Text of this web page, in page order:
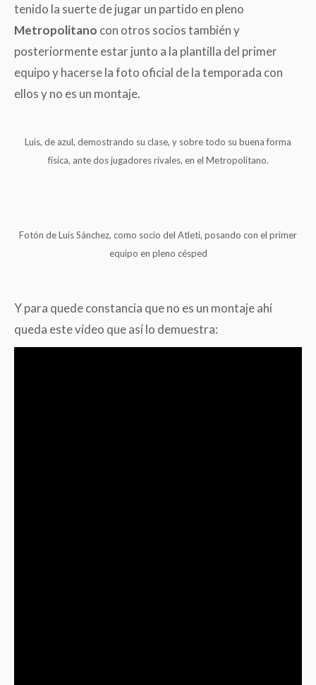
tenido la suerte de jugar un partido en pleno
Metropolitano con otros socios también y
posteriormente estar junto a la plantilla del primer
equipo y hacerse la foto oficial de la temporada con
ellos y no es un montaje.
Luis, de azul, demostrando su clase, y sobre todo su buena forma
física, ante dos jugadores rivales, en el Metropolitano.
Fotón de Luis Sánchez, como socio del Atleti, posando con el primer
equipo en pleno césped
Y para quede constancia que no es un montaje ahí
queda este vídeo que así lo demuestra: